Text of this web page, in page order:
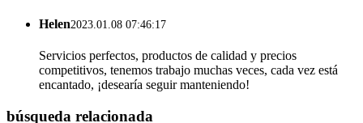
Helen2023.01.08 07:46:17
Servicios perfectos, productos de calidad y precios
competitivos, tenemos trabajo muchas veces, cada vez está
encantado, ¡desearía seguir manteniendo!
búsqueda relacionada